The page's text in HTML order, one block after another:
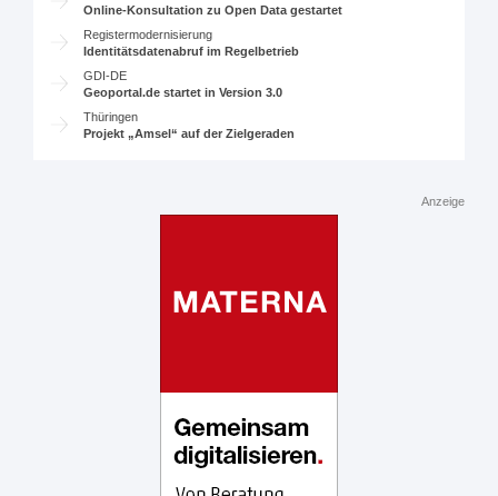
Online-Konsultation zu Open Data gestartet
Registermodernisierung
Identitätsdatenabruf im Regelbetrieb
GDI-DE
Geoportal.de startet in Version 3.0
Thüringen
Projekt „Amsel“ auf der Zielgeraden
Anzeige